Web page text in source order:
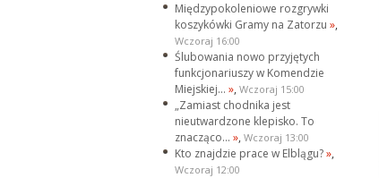
Międzypokoleniowe rozgrywki
koszykówki Gramy na Zatorzu »,
Wczoraj 16:00
Ślubowania nowo przyjętych
funkcjonariuszy w Komendzie
Miejskiej... », Wczoraj 15:00
„Zamiast chodnika jest
nieutwardzone klepisko. To
znacząco... », Wczoraj 13:00
Kto znajdzie prace w Elblągu?»,
Wczoraj 12:00